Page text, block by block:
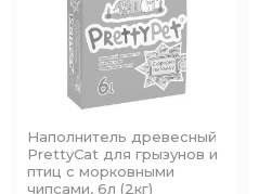
Наполнитель древесный
PrettyCat для грызунов и
птиц с морковными
чипсами, 6л (2кг)